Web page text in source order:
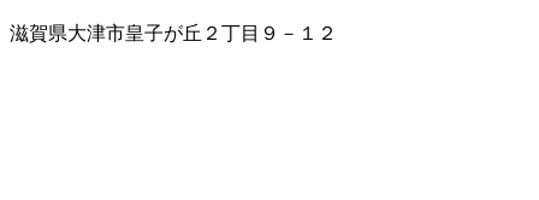
滋賀県大津市皇子が丘２丁目９－１２